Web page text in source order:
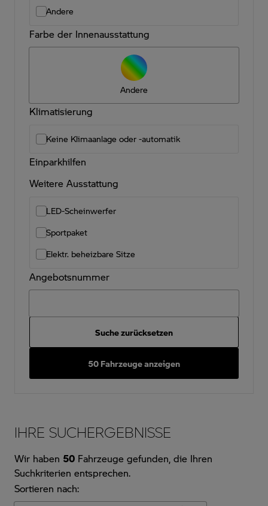
Andere
Farbe der Innenausstattung
Andere
Klimatisierung
Keine Klimaanlage oder -automatik
Einparkhilfen
Weitere Ausstattung
LED-Scheinwerfer
Sportpaket
Elektr. beheizbare Sitze
Angebotsnummer
Suche zurücksetzen
50 Fahrzeuge anzeigen
IHRE SUCHERGEBNISSE
Wir haben 50 Fahrzeuge gefunden, die Ihren
Suchkriterien entsprechen.
Sortieren nach: